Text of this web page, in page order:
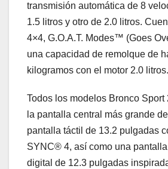
transmisión automática de 8
1.5 litros y otro de 2.0 litros.
4×4, G.O.A.T. Modes™ (Goes
una capacidad de remolque de
kilogramos con el motor 2.0 litros.
Todos los modelos Bronco Sport
la pantalla central más grande
pantalla táctil de 13.2 pulgadas
SYNC® 4, así como una
digital de 12.3 pulgadas